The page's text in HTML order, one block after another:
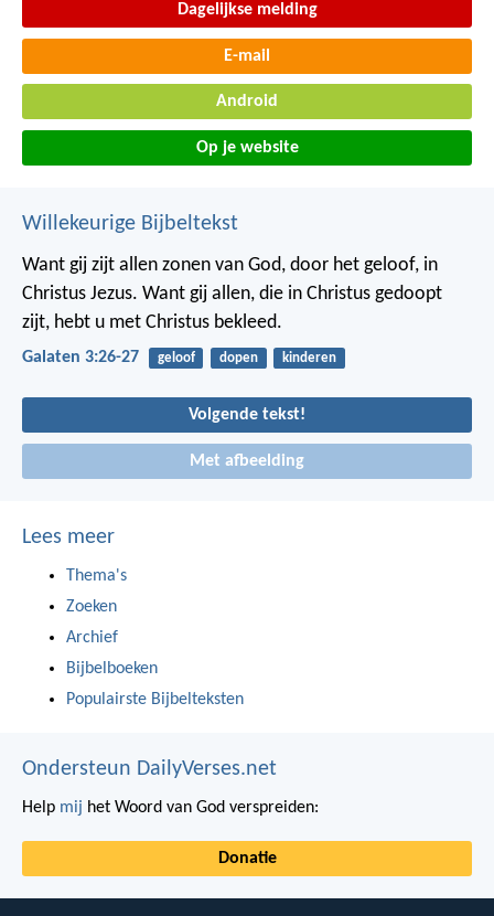
Dagelijkse melding
E-mail
Android
Op je website
Willekeurige Bijbeltekst
Want gij zijt allen zonen van God, door het geloof, in
Christus Jezus. Want gij allen, die in Christus gedoopt
zijt, hebt u met Christus bekleed.
Galaten 3:26-27 geloof dopen kinderen
Volgende tekst!
Met afbeelding
Lees meer
Thema's
Zoeken
Archief
Bijbelboeken
Populairste Bijbelteksten
Ondersteun DailyVerses.net
Help mij het Woord van God verspreiden:
Donatie